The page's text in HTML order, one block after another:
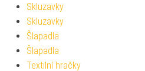
Skluzavky
Skluzavky
Šlapadla
Šlapadla
Textilní hračky